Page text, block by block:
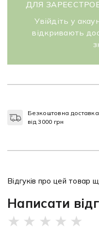
ДЛЯ
Увійдіть у
відкривають
Безкоштовна доставка
від 3000 грн
Відгуків про цей товар
Написати
★ ★ ★ ★ ★